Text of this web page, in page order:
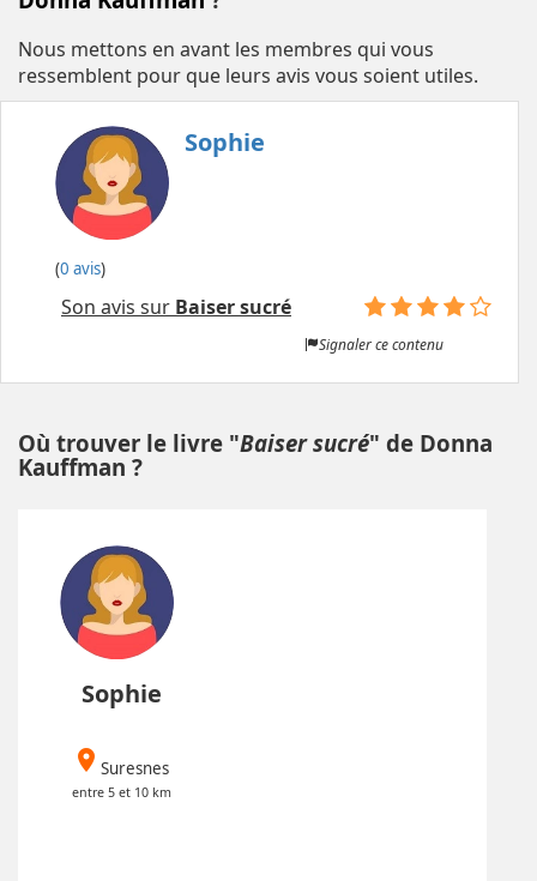
Nous mettons en avant les membres qui vous
ressemblent pour que leurs avis vous soient utiles.
Sophie
(0 avis)
Son avis sur Baiser sucré
Signaler ce contenu
Où trouver le livre "Baiser sucré" de Donna
Kauffman ?
Sophie
place Suresnes
entre 5 et 10 km